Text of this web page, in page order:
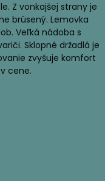
Z vonkajšej strany je
brúsený. Lemovka
Veľká nádoba s
Sklopné držadlá je
zvyšuje komfort
cene.